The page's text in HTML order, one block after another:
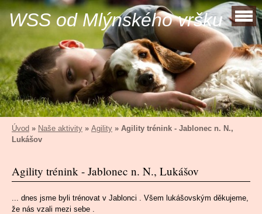
WSS od Mlýnského vršku
Úvod » Naše aktivity » Agility » Agility trénink - Jablonec n. N.,
Lukášov
Agility trénink - Jablonec n. N., Lukášov
... dnes jsme byli trénovat v Jablonci . Všem lukášovským děkujeme,
že nás vzali mezi sebe .